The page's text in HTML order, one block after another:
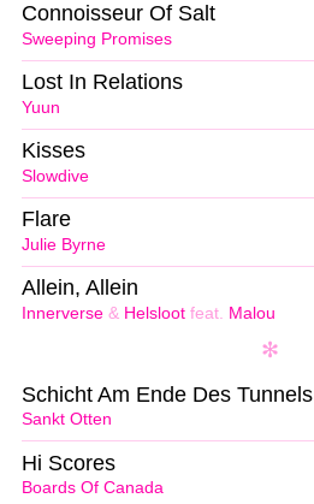
Sweeping Promises
Connoisseur Of Salt
Yuun
Lost In Relations
Slowdive
Kisses
Julie Byrne
Flare
Innerverse & Helsloot feat. Malou
Allein, Allein
Sankt Otten
Schicht Am Ende Des Tunnels
Boards Of Canada
Hi Scores